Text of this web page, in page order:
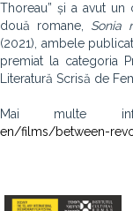
Thoreau” și a avut
două romane, Sonia
(2021), ambele
premiat la categoria
Literatură Scrisă de
Mai multe
en/films/between-